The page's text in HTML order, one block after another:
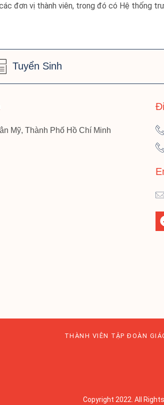
đơn vị thành viên, trong đó có Hệ thống
Tuyển Sinh
Mỹ, Thành Phố Hồ Chí Minh
THÀNH VIÊN TẬP ĐOÀN
Copyright 2022. All